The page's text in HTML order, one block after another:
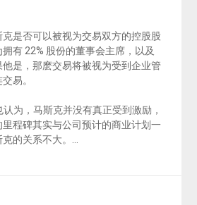
是否可以被视为交易双方的控股股
有 22% 股份的董事会主席，以及
是，那麽交易将被视为受到企业管
易。
为，马斯克并没有真正受到激励，
程碑其实与公司预计的商业计划一
的关系不大。…